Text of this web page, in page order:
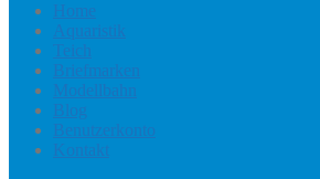
Home
Aquaristik
Teich
Briefmarken
Modellbahn
Blog
Benutzerkonto
Kontakt